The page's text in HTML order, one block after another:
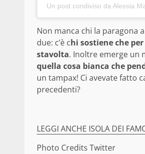
Un post condiviso da Alessia
Non manca chi la paragona
due: c’è chi sostiene che
stavolta. Inoltre emerge un
quella cosa bianca che
un tampax! Ci avevate fatto
precedenti?
LEGGI ANCHE ISOLA DEI
Photo Credits Twitter